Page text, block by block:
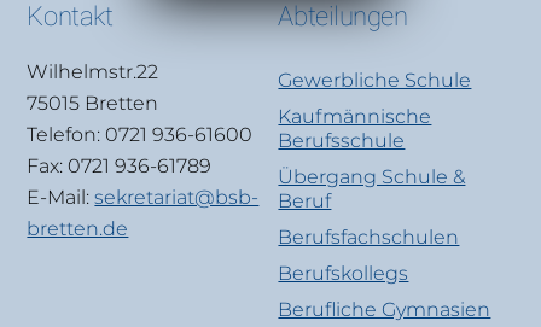
Kontakt
Wilhelmstr.22
75015 Bretten
Telefon: 0721 936-61600
Fax: 0721 936-61789
E-Mail: sekretariat@bsb-
bretten.de
Abteilungen
Gewerbliche Schule
Kaufmännische
Berufsschule
Übergang Schule &
Beruf
Berufsfachschulen
Berufskollegs
Berufliche Gymnasien